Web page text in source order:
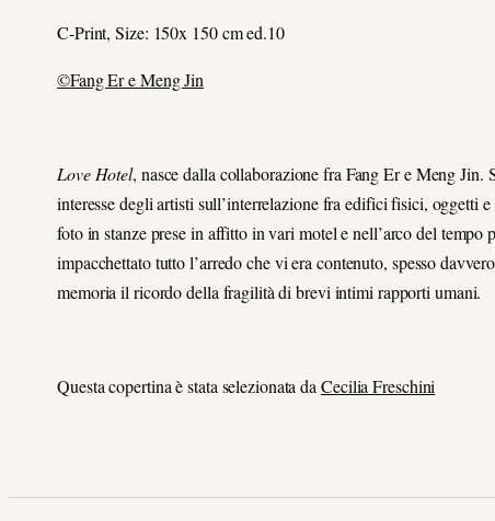
C-Print, Size: 150x 150 cm ed.10
©Fang Er e Meng Jin
Love Hotel, nasce dalla collaborazione fra Fang Er e Meng
interesse degli artisti sull’interrelazione fra edifici fisici, oggetti
foto in stanze prese in affitto in vari motel e nell’arco del tempo
impacchettato tutto l’arredo che vi era contenuto, spesso
memoria il ricordo della fragilità di brevi intimi rapporti umani.
Questa copertina è stata selezionata da Cecilia Freschini